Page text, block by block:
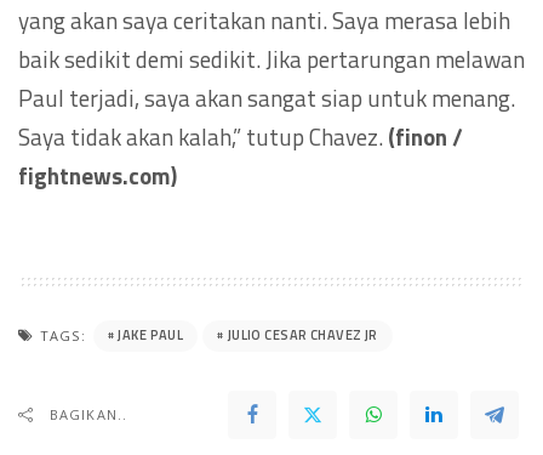
yang akan saya ceritakan nanti. Saya merasa lebih
baik sedikit demi sedikit. Jika pertarungan melawan
Paul terjadi, saya akan sangat siap untuk menang.
Saya tidak akan kalah,” tutup Chavez.(finon /
fightnews.com)
TAGS: JAKE PAUL JULIO CESAR CHAVEZ JR
BAGIKAN..